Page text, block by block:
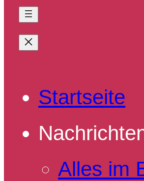
Startseite
Alles im